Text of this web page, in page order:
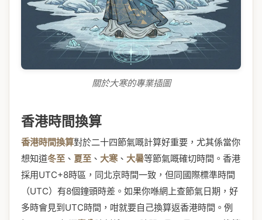
關於大寒的專業插圖
香港時間換算
香港時間換算對於二十四節氣嘅計算好重要，尤其係當你
想知道冬至 、 夏至 、 大寒、 大暑等節氣嘅確切時間。香港
採用UTC+8時區，同北京時間一致，但同國際標準時間
（UTC）有8個鐘頭時差。如果你喺網上查節氣日期，好
多時會見到UTC時間，咁就要自己換算返香港時間。例